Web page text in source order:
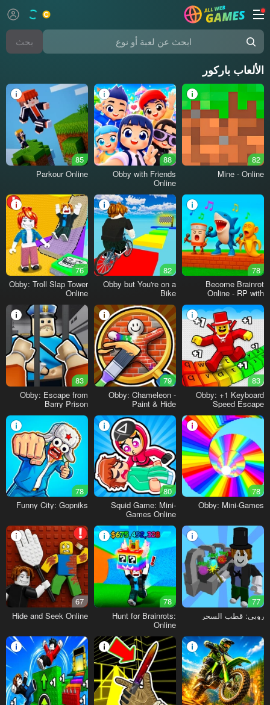
ابحث عن لعبة أو نوع بحث
الألعاب باركور
82
Mine - Online
88
Obby with Friends
Online
85
Parkour Online
78
Become Brainrot
Online - RP with
Friends!
82
Obby but You're on a
Bike
76
Obby: Troll Slap Tower
Online
83
Obby: +1 Keyboard
Speed Escape
79
Obby: Chameleon -
Paint & Hide
83
Obby: Escape from
Barry Prison
78
Obby: Mini-Games
80
Squid Game: Mini-
Games Online
78
Funny City: Gopniks
77
روبي: قطب السحر
78
Hunt for Brainrots:
Online
67
Hide and Seek Online